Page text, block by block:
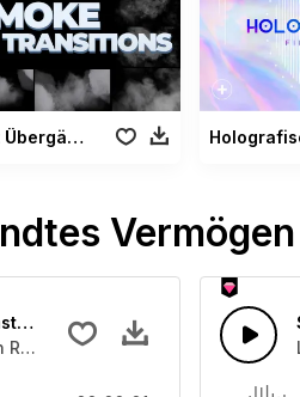
Rauch Effekt Übergänge
Vermögen
tiefes Rauschen
Rauschen, das mit einem